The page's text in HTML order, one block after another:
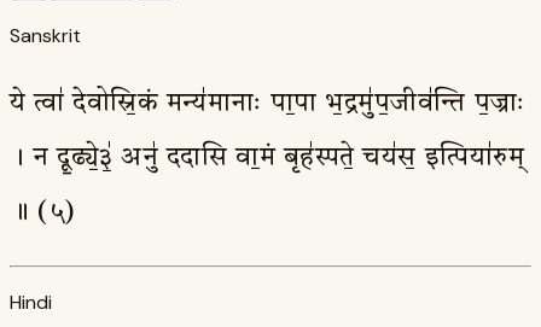
Sanskrit
ये त्वा॑ देवोस्रि॒कं मन्य॑मानाः पा॒पा भ॒द्रमु॑प॒जीव॑न्ति प॒ज्राः
। न दू॒ढ्ये॒३॒॑ अनु॑ ददासि वा॒मं बृह॑स्पते॒ चय॑स॒ इत्पिया॑रुम्
॥ (५)
Hindi